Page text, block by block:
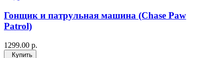
Гонщик и патрульная машина (Chase Paw
Patrol)
1299.00 р.
Купить